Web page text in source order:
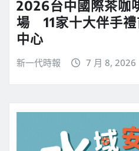
2026台中國際茶咖
場 11家十大伴手禮
中心
新一代時報 7 月 8, 2026